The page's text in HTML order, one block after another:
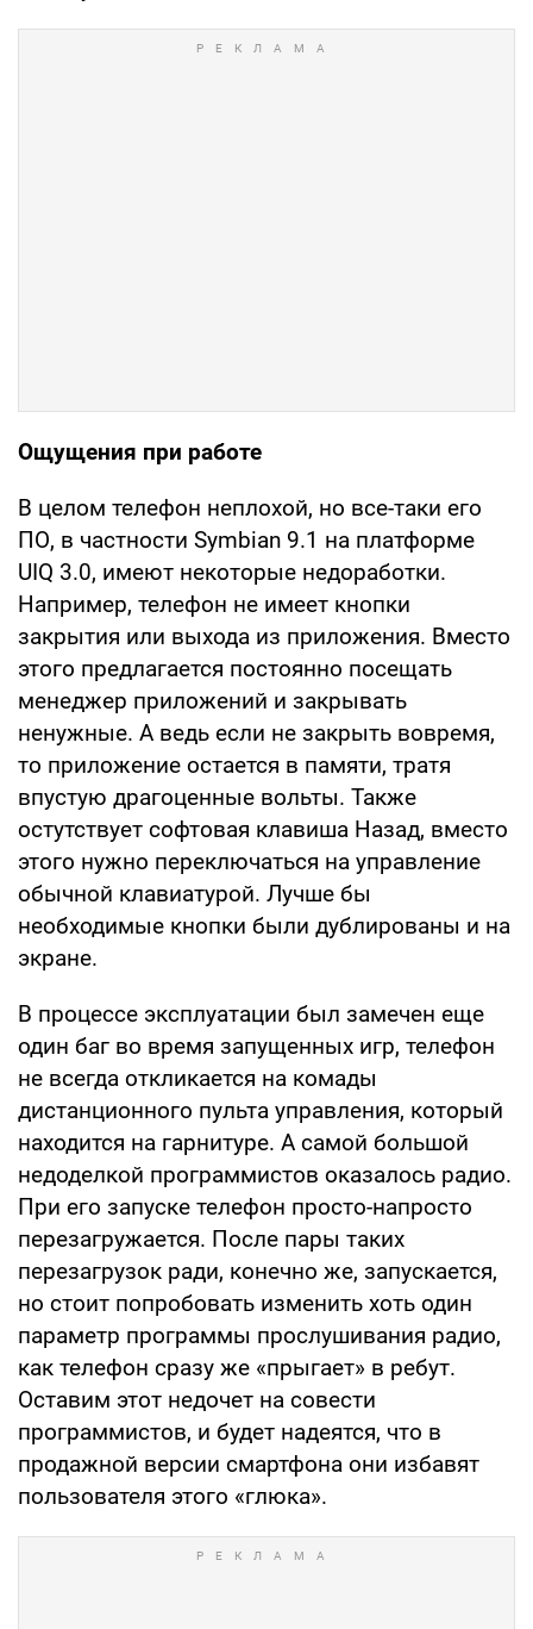
Ощущения при работе
В целом телефон неплохой, но все-таки его
ПО, в частности Symbian 9.1 на платформе
UIQ 3.0, имеют некоторые недоработки.
Например, телефон не имеет кнопки
закрытия или выхода из приложения. Вместо
этого предлагается постоянно посещать
менеджер приложений и закрывать
ненужные. А ведь если не закрыть вовремя,
то приложение остается в памяти, тратя
впустую драгоценные вольты. Также
остутствует софтовая клавиша Назад, вместо
этого нужно переключаться на управление
обычной клавиатурой. Лучше бы
необходимые кнопки были дублированы и на
экране.
В процессе эксплуатации был замечен еще
один баг во время запущенных игр, телефон
не всегда откликается на комады
дистанционного пульта управления, который
находится на гарнитуре. А самой большой
недоделкой программистов оказалось радио.
При его запуске телефон просто-напросто
перезагружается. После пары таких
перезагрузок ради, конечно же, запускается,
но стоит попробовать изменить хоть один
параметр программы прослушивания радио,
как телефон сразу же «прыгает» в ребут.
Оставим этот недочет на совести
программистов, и будет надеятся, что в
продажной версии смартфона они избавят
пользователя этого «глюка».